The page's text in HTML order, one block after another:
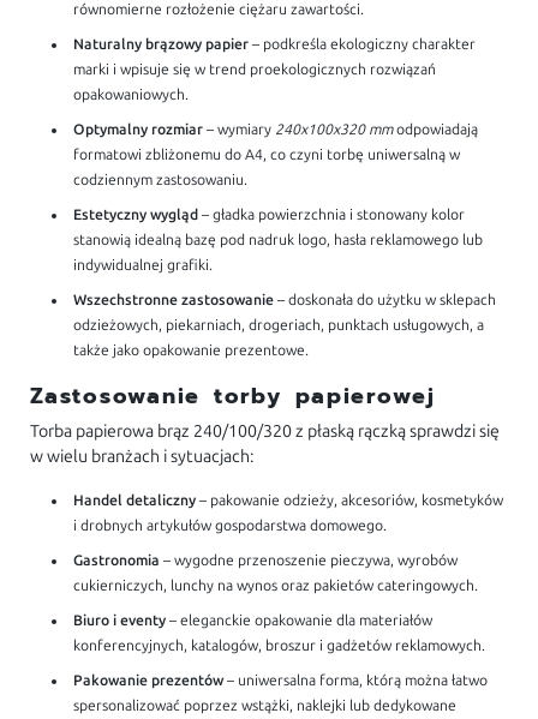
równomierne rozłożenie ciężaru zawartości.
Naturalny brązowy papier – podkreśla ekologiczny charakter
marki i wpisuje się w trend proekologicznych rozwiązań
opakowaniowych.
Optymalny rozmiar – wymiary 240x100x320 mmodpowiadają
formatowi zbliżonemu do A4, co czyni torbę uniwersalną w
codziennym zastosowaniu.
Estetyczny wygląd – gładka powierzchnia i stonowany kolor
stanowią idealną bazę pod nadruk logo, hasła reklamowego lub
indywidualnej grafiki.
Wszechstronne zastosowanie – doskonała do użytku w sklepach
odzieżowych, piekarniach, drogeriach, punktach usługowych, a
także jako opakowanie prezentowe.
Zastosowanie torby papierowej
Torba papierowa brąz 240/100/320 z płaską rączką sprawdzi się
w wielu branżach i sytuacjach:
Handel detaliczny – pakowanie odzieży, akcesoriów, kosmetyków
i drobnych artykułów gospodarstwa domowego.
Gastronomia – wygodne przenoszenie pieczywa, wyrobów
cukierniczych, lunchy na wynos oraz pakietów cateringowych.
Biuro i eventy – eleganckie opakowanie dla materiałów
konferencyjnych, katalogów, broszur i gadżetów reklamowych.
Pakowanie prezentów – uniwersalna forma, którą można łatwo
spersonalizować poprzez wstążki, naklejki lub dedykowane